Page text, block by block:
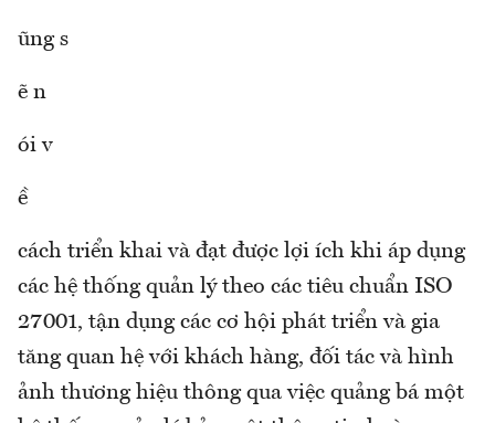
ũng s
ẽ n
ói v
ề
cách triển khai và đạt được lợi ích khi áp dụng
các hệ thống quản lý theo các tiêu chuẩn ISO
27001, tận dụng các cơ hội phát triển và gia
tăng quan hệ với khách hàng, đối tác và hình
ảnh thương hiệu thông qua việc quảng bá một